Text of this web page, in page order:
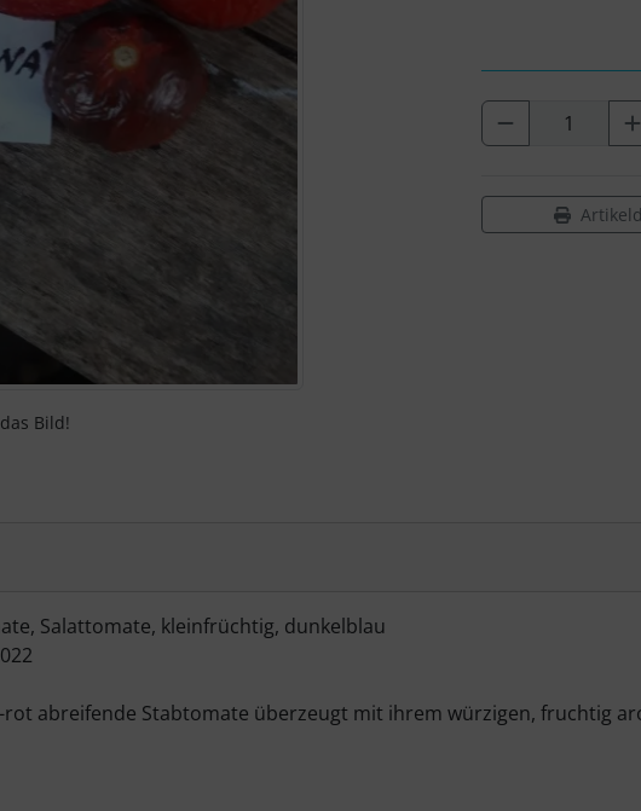
Bild!
Salattomate, kleinfrüchtig, dunkelblau
abreifende Stabtomate überzeugt mit ihrem würzigen, fruchtig